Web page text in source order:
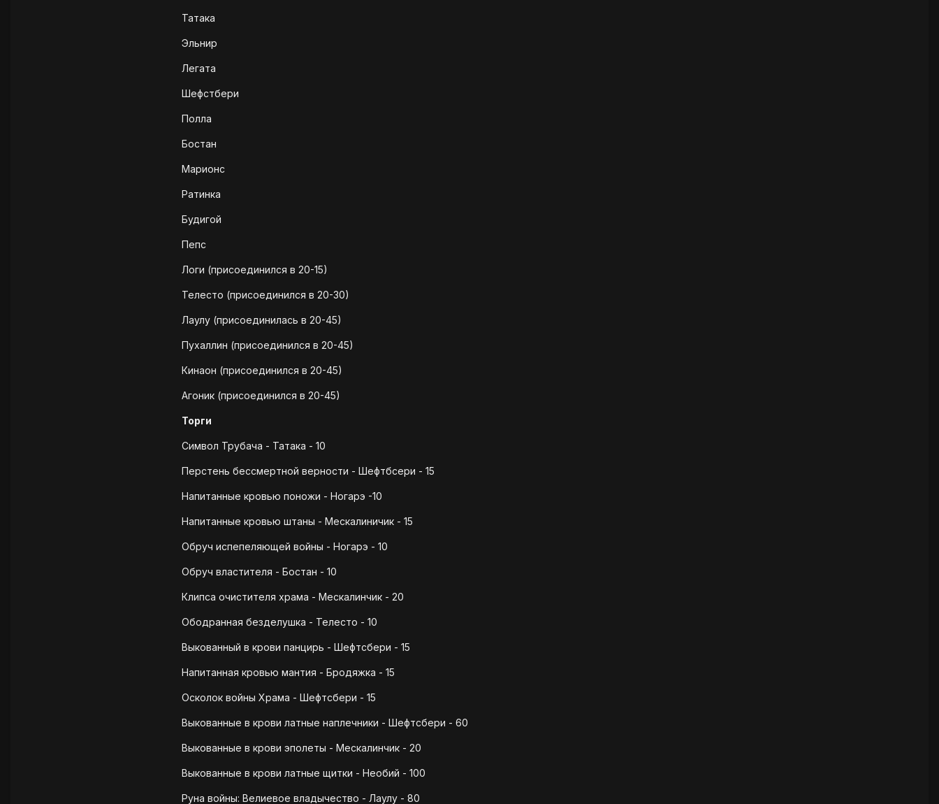
Татака
Эльнир
Легата
Шефстбери
Полла
Бостан
Марионс
Ратинка
Будигой
Пепс
Логи (присоединился в 20-15)
Телесто (присоединился в 20-30)
Лаулу (присоединилась в 20-45)
Пухаллин (присоединился в 20-45)
Кинаон (присоединился в 20-45)
Агоник (присоединился в 20-45)
Торги
Символ Трубача - Татака - 10
Перстень бессмертной верности - Шефтбсери - 15
Напитанные кровью поножи - Ногарэ -10
Напитанные кровью штаны - Мескалиничик - 15
Обруч испепеляющей войны - Ногарэ - 10
Обруч властителя - Бостан - 10
Клипса очистителя храма - Мескалинчик - 20
Ободранная безделушка - Телесто - 10
Выкованный в крови панцирь - Шефтсбери - 15
Напитанная кровью мантия - Бродяжка - 15
Осколок войны Храма - Шефтсбери - 15
Выкованные в крови латные наплечники - Шефтсбери - 60
Выкованные в крови эполеты - Мескалинчик - 20
Выкованные в крови латные щитки - Необий - 100
Руна войны: Велиевое владычество - Лаулу - 80